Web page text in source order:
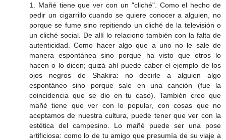
1. Mañé tiene que ver con un "cliché". Como el hecho de
pedir un cigarrillo cuando se quiere conocer a alguien, no
porque se fume sino repitiendo un cliché de la televisión o
un cliché social. De allí lo relaciono también con la falta de
autenticidad. Como hacer algo que a uno no le sale de
manera espontánea sino porque ha visto que otros lo
hacen o lo dicen; quizá ahí puede caber el ejemplo de los
ojos negros de Shakira: no decirle a alguien algo
espontáneo sino porque sale en una canción (fue la
coincidencia que se dio en tu caso). También creo que
mañé tiene que ver con lo popular, con cosas que no
aceptamos de nuestra cultura, puede tener que ver con la
estética del campesino. Lo mañé puede ser una pose
artificiosa: como lo de tu amigo que presumía de su viaje a